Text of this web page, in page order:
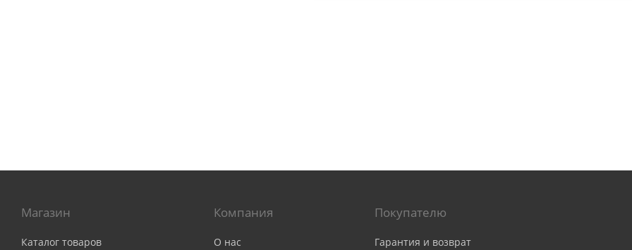
Магазин
Каталог товаров
Компания
О нас
Покупателю
Гарантия и возврат